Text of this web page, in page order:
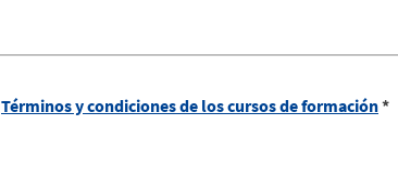
Términos y condiciones de los cursos de formación*